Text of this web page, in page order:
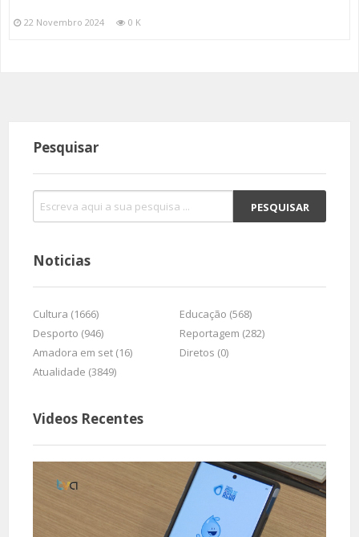
22 Novembro 2024 0 K
Pesquisar
Noticias
Cultura (1666)
Educação (568)
Desporto (946)
Reportagem (282)
Amadora em set (16)
Diretos (0)
Atualidade (3849)
Videos Recentes